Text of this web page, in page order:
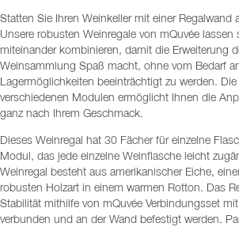
Statten Sie Ihren Weinkeller mit einer Regalwand
Unsere robusten Weinregale von mQuvée
miteinander kombinieren, damit die Erweiterung
Weinsammlung Spaß macht, ohne vom Bedarf
Lagermöglichkeiten beeinträchtigt zu werden.
verschiedenen Modulen ermöglicht Ihnen die
ganz nach Ihrem Geschmack.
Dieses Weinregal hat 30 Fächer für einzelne
Modul, das jede einzelne Weinflasche leicht
Weinregal besteht aus amerikanischer Eiche,
robusten Holzart in einem warmen Rotton. Das
Stabilität mithilfe von mQuvée Verbindungsset
verbunden und an der Wand befestigt werden.